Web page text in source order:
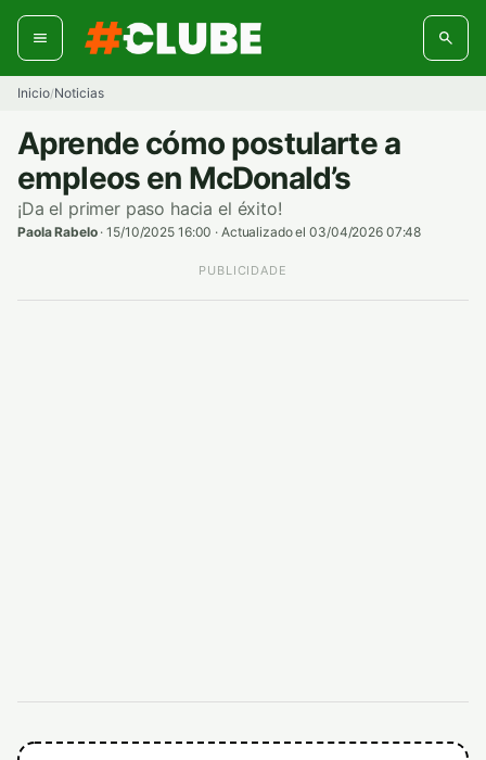
contenido
Inicio/Noticias
Aprende cómo postularte a
empleos en McDonald’s
¡Da el primer paso hacia el éxito!
Paola Rabelo·15/10/2025 16:00 · Actualizado el 03/04/2026 07:48
PUBLICIDADE